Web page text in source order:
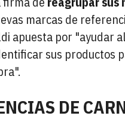
marcas de
apuesta por "ayudar al
sus productos
DE